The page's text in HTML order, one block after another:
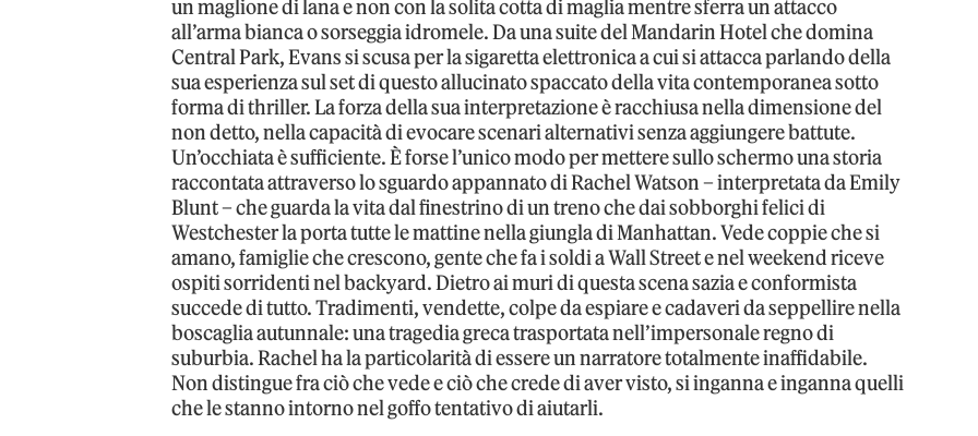
un maglione di lana e non con la solita cotta di maglia mentre sferra un attacco
all’arma bianca o sorseggia idromele. Da una suite del Mandarin Hotel che domina
Central Park, Evans si scusa per la sigaretta elettronica a cui si attacca parlando della
sua esperienza sul set di questo allucinato spaccato della vita contemporanea sotto
forma di thriller. La forza della sua interpretazione è racchiusa nella dimensione del
non detto, nella capacità di evocare scenari alternativi senza aggiungere battute.
Un’occhiata è sufficiente. È forse l’unico modo per mettere sullo schermo una storia
raccontata attraverso lo sguardo appannato di Rachel Watson – interpretata da Emily
Blunt – che guarda la vita dal finestrino di un treno che dai sobborghi felici di
Westchester la porta tutte le mattine nella giungla di Manhattan. Vede coppie che si
amano, famiglie che crescono, gente che fa i soldi a Wall Street e nel weekend riceve
ospiti sorridenti nel backyard. Dietro ai muri di questa scena sazia e conformista
succede di tutto. Tradimenti, vendette, colpe da espiare e cadaveri da seppellire nella
boscaglia autunnale: una tragedia greca trasportata nell’impersonale regno di
suburbia. Rachel ha la particolarità di essere un narratore totalmente inaffidabile.
Non distingue fra ciò che vede e ciò che crede di aver visto, si inganna e inganna quelli
che le stanno intorno nel goffo tentativo di aiutarli.